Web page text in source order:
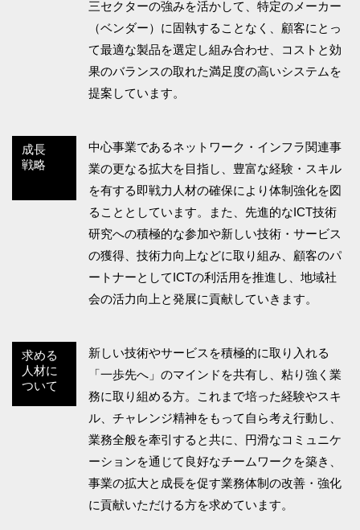
三セクターの強みを活かして、特定のメーカー
（ベンダー）に固執することなく、顧客にとっ
て最適な製品を選定し組み合わせ、コストと効
果のバランスの取れた満足度の高いシステムを
提案しています。
成長
戦略
中心事業であるネットワーク・インフラ関連事
業の更なる拡大を目指し、豊富な経験・スキル
を有する即戦力人材の確保により体制強化を図
ることとしています。また、先進的なICT技術
研究への積極的な参加や新しい技術・サービス
の獲得、技術力向上などに取り組み、顧客のパ
ートナーとしてICTの利活用を推進し、地域社
会の活力向上と発展に貢献していきます。
求める
人材に
ついて
新しい技術やサービスを積極的に取り入れる
「一歩先へ」のマインドを共有し、粘り強く業
務に取り組める方。これまで培った経験やスキ
ル、チャレンジ精神をもって自ら考え行動し、
業務全般を牽引すると共に、円滑なコミュニケ
ーションを通じて良好なチームワークを築き、
事業の拡大と成長を促す業務体制の改善・強化
に貢献いただける方を求めています。